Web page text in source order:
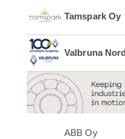
Tamspark Oy
Valbruna
ABB Oy